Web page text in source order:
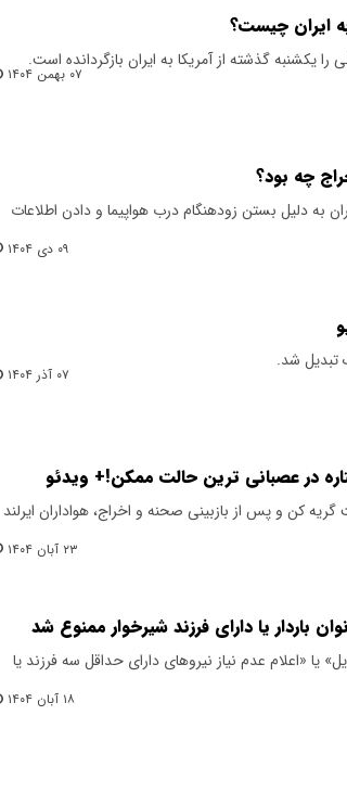
۰۷ بهمن ۱۴۰۴
چه بود؟
به دلیل بستن زودهنگام درب هواپیما و دادن اطلاعات
۰۹ دی ۱۴۰۴
تبدیل شد.
۰۷ آذر ۱۴۰۴
در عصبانی ترین حالت ممکن!+ ویدئو
کن و پس از بازبینی صحنه و اخراج، هواداران ایرلند
۲۳ آبان ۱۴۰۴
یا «اعلام عدم نیاز نیروهای دارای حداقل سه فرزند یا
۱۸ آبان ۱۴۰۴